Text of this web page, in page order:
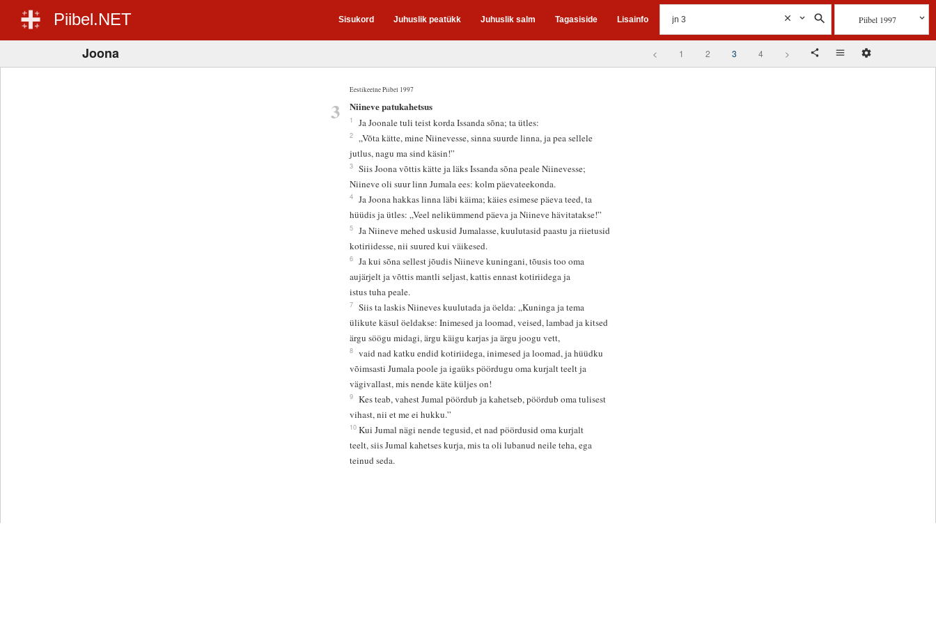
Piibel.NET Sisukord Juhuslik peatükk Juhuslik salm Tagasiside Lisainfo Piibel 1997
Joona < 1 2 3 4 >
Eestikeelne Piibel 1997
3 Niineve patukahetsus
1 Ja Joonale tuli teist korda Issanda sõna; ta ütles:
2 „Võta kätte, mine Niinevesse, sinna suurde linna, ja pea sellele
jutlus, nagu ma sind käsin!”
3 Siis Joona võttis kätte ja läks Issanda sõna peale Niinevesse;
Niineve oli suur linn Jumala ees: kolm päevateekonda.
4 Ja Joona hakkas linna läbi käima; käies esimese päeva teed, ta
hüüdis ja ütles: „Veel nelikümmend päeva ja Niineve hävitatakse!”
5 Ja Niineve mehed uskusid Jumalasse, kuulutasid paastu ja riietusid
kotiriidesse, nii suured kui väikesed.
6 Ja kui sõna sellest jõudis Niineve kuningani, tõusis too oma
aujärjelt ja võttis mantli seljast, kattis ennast kotiriidega ja
istus tuha peale.
7 Siis ta laskis Niineves kuulutada ja öelda: „Kuninga ja tema
ülikute käsul öeldakse: Inimesed ja loomad, veised, lambad ja kitsed
ärgu söögu midagi, ärgu käigu karjas ja ärgu joogu vett,
8 vaid nad katku endid kotiriidega, inimesed ja loomad, ja hüüdku
võimsasti Jumala poole ja igaüks pöördugu oma kurjalt teelt ja
vägivallast, mis nende käte küljes on!
9 Kes teab, vahest Jumal pöördub ja kahetseb, pöördub oma tulisest
vihast, nii et me ei hukku.”
10 Kui Jumal nägi nende tegusid, et nad pöördusid oma kurjalt
teelt, siis Jumal kahetses kurja, mis ta oli lubanud neile teha, ega
teinud seda.